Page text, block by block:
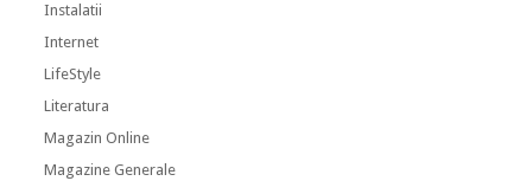
Instalatii
Internet
LifeStyle
Literatura
Magazin Online
Magazine Generale